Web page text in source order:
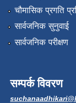
चौमासिक प्रगति
सार्वजनिक सुनुवाई
सार्वजनिक परीक्षण
सम्पर्क विवरण